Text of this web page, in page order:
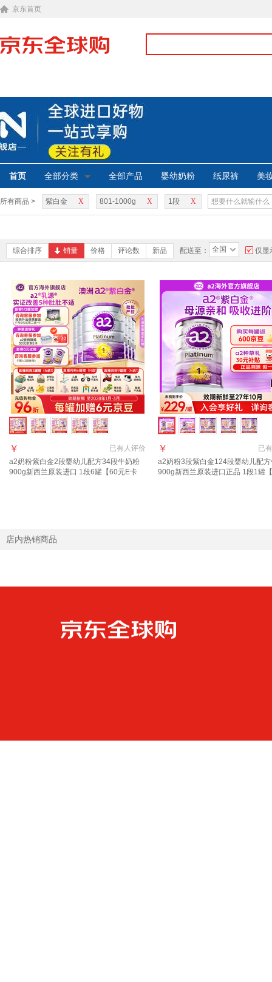
京东首页
首页 全部分类 全部产品 婴幼奶粉 纸尿裤 美
所有商品 > X
紫白金 X
801-1000g X
1段
综合排序 销量 价格 评论数 新品 配送至： 全国 仅显
已有人评价
￥
a2奶粉紫白金2段婴幼儿配方34段牛奶粉
900g新西兰原装进口 1段6罐【60元E卡
已有
￥
a2奶粉3段紫白金124段婴幼儿配
900g新西兰原装进口正品 1段1罐
店内热销商品